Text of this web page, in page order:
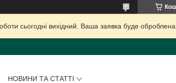
сьогодні вихідний. Ваша заявка буде
НОВИНИ ТА СТАТТІ